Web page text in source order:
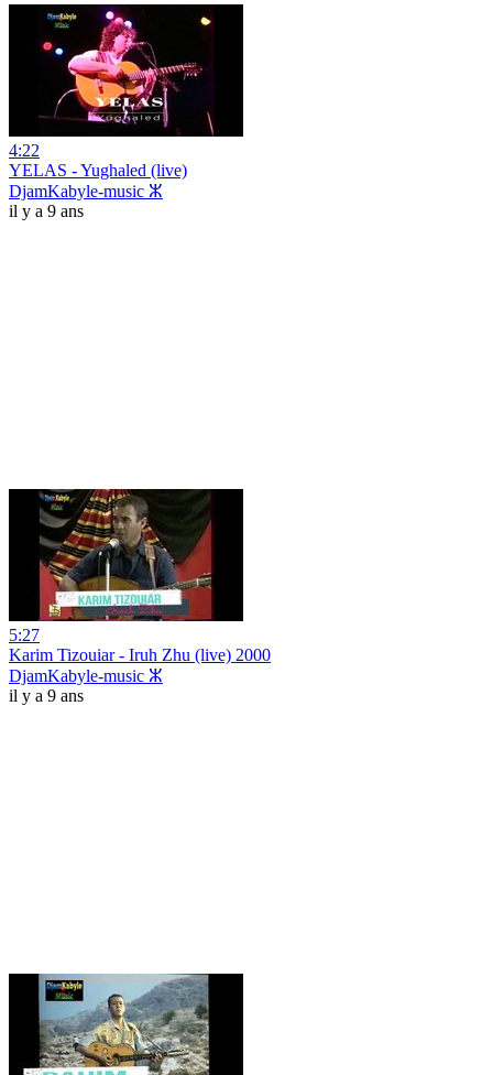
4:22
YELAS - Yughaled (live)
DjamKabyle-music ⵣ
il y a 9 ans
5:27
Karim Tizouiar - Iruh Zhu (live) 2000
DjamKabyle-music ⵣ
il y a 9 ans